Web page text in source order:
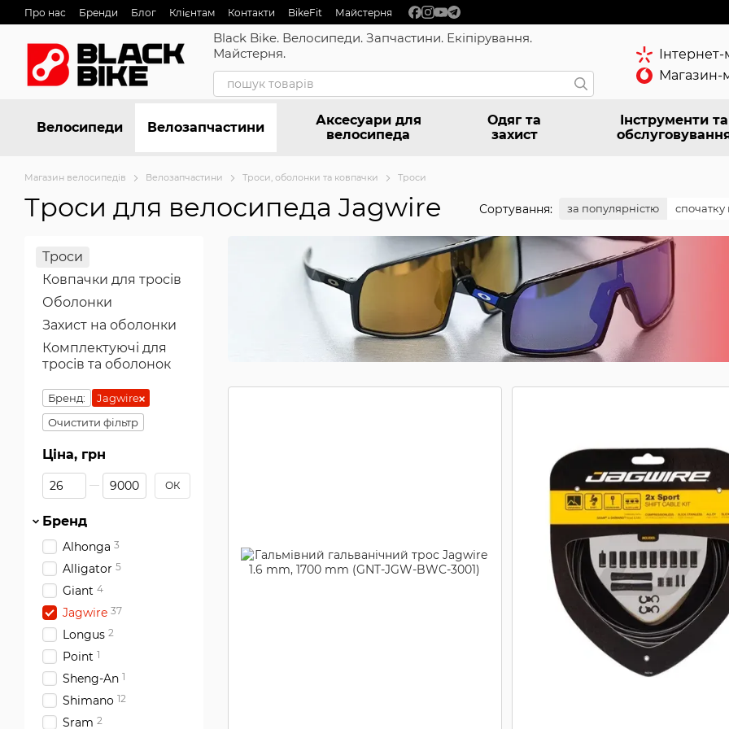
Перейти до основного контенту
Про нас Бренди Блог Клієнтам Контакти BikeFit Майстерня
Black Bike. Велосипеди. Запчастини. Екіпірування.
Майстерня.
Магазин-
Велосипеди Велозапчастини
Аксесуари для
велосипеда
Одяг та
захист
Інструменти та
Магазин велосипедів Велозапчастини Троси, оболонки та ковпачки Троси
Троси для велосипеда Jagwire Сортування: за популярністю спочатку
Троси
Ковпачки для тросів
Оболонки
Захист на оболонки
Комплектуючі для
тросів та оболонок
Бренд:
Jagwire
Очистити фільтр
Ціна, грн
Від Ціна, грн
До Ціна, грн ОК
Бренд
Alhonga 3
Alligator 5
Giant 4
Jagwire 37
Longus 2
Point 1
Sheng-An 1
Shimano 12
Sram 2